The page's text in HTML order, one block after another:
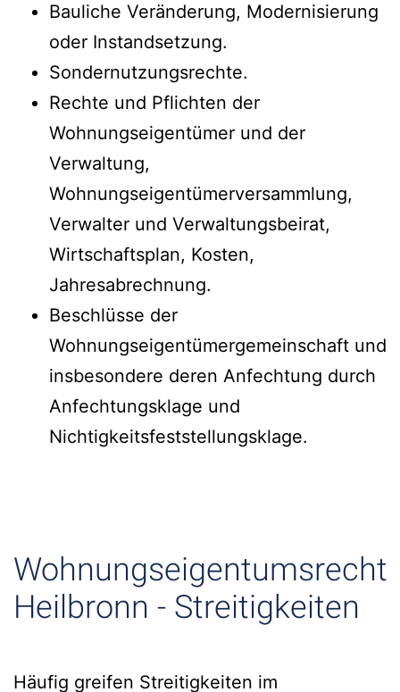
Bauliche Veränderung, Modernisierung
oder Instandsetzung.
Sondernutzungsrechte.
Rechte und Pflichten der
Wohnungseigentümer und der
Verwaltung,
Wohnungseigentümerversammlung,
Verwalter und Verwaltungsbeirat,
Wirtschaftsplan, Kosten,
Jahresabrechnung.
Beschlüsse der
Wohnungseigentümergemeinschaft und
insbesondere deren Anfechtung durch
Anfechtungsklage und
Nichtigkeitsfeststellungsklage.
Wohnungseigentumsrecht
Heilbronn - Streitigkeiten
Häufig greifen Streitigkeiten im